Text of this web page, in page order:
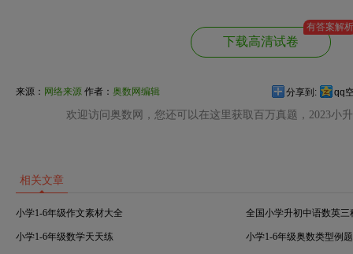
下载高清试卷
有答案解析
来源： 网络来源 作者： 奥数网编辑 分享到: qq
欢迎访问奥数网，您还可以在这里获取百万真题，2023小
相关文章
小学1-6年级作文素材大全 全国小学升初中语数英三
小学1-6年级数学天天练 小学1-6年级奥数类型例